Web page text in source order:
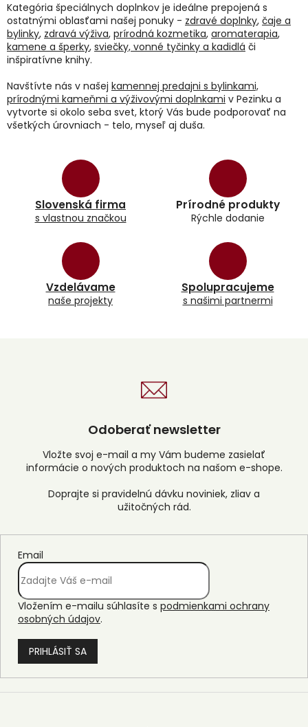
Kategória špeciálnych doplnkov je ideálne prepojená s
ostatnými oblasťami našej ponuky - zdravé doplnky, čaje a
bylinky, zdravá výživa, prírodná kozmetika, aromaterapia,
kamene a šperky, sviečky, vonné tyčinky a kadidlá či
inšpiratívne knihy.
Navštívte nás v našej kamennej predajni s bylinkami,
prírodnými kameňmi a výživovými doplnkami v Pezinku a
vytvorte si okolo seba svet, ktorý Vás bude podporovať na
všetkých úrovniach - telo, myseľ aj duša.
Slovenská firma
s vlastnou značkou
Prírodné produkty
Rýchle dodanie
Vzdelávame
naše projekty
Spolupracujeme
s našimi partnermi
Odoberať newsletter
Vložte svoj e-mail a my Vám budeme zasielať
informácie o nových produktoch na našom e-shope.
Email
Vložením e-mailu súhlasíte s podmienkami ochrany
osobných údajov.
PRIHLÁSIŤ SA
Z